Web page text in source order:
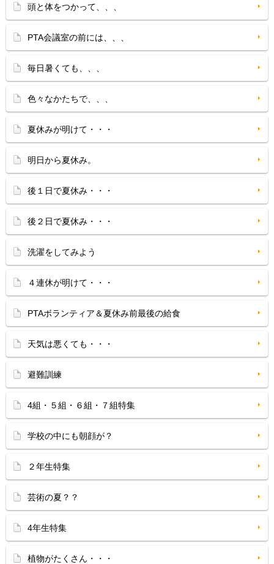
頭と体をつかって、、、
PTA会議室の前には、、、
毎日暑くても、、、
色々なかたちで、、、
夏休みが明けて・・・
明日から夏休み。
後１日で夏休み・・・
後２日で夏休み・・・
洗濯をしてみよう
４連休が明けて・・・
PTAボランティア＆夏休み前最後の給食
天気は悪くても・・・
避難訓練
4組・５組・６組・７組特集
学校の中にも朝顔が？
２年生特集
芸術の夏？？
4年生特集
植物がたくさん・・・